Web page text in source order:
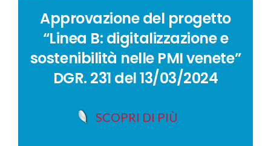
Approvazione del progetto
“Linea B: digitalizzazione e
sostenibilità nelle PMI venete”
DGR. 231 del 13/03/2024
SCOPRI DI PIÙ